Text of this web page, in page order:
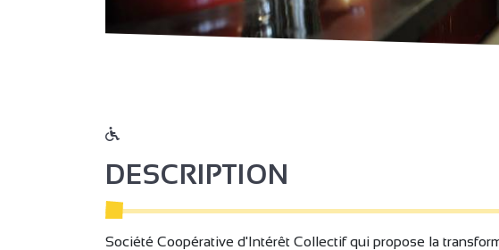
DESCRIPTION
Société Coopérative d'Intérêt Collectif qui propose la